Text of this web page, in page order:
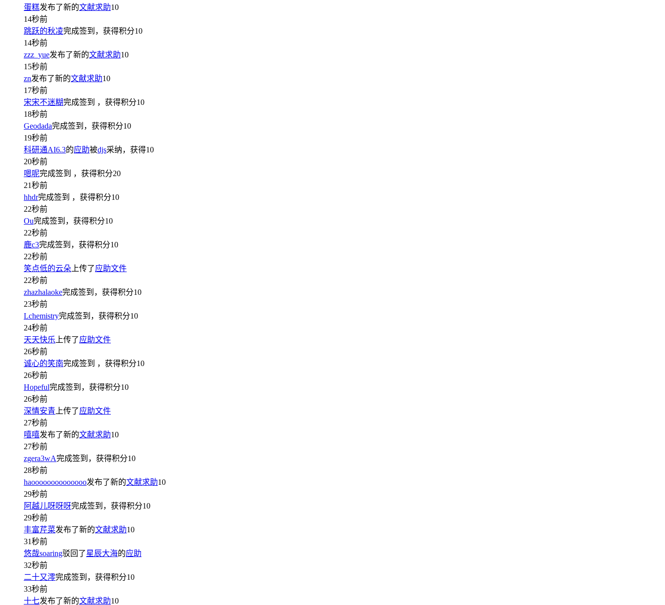
蛋糕发布了新的文献求助10
14秒前
跳跃的秋凌完成签到，获得积分10
14秒前
zzz_yue发布了新的文献求助10
15秒前
zn发布了新的文献求助10
17秒前
宋宋不迷糊完成签到 ，获得积分10
18秒前
Geodada完成签到，获得积分10
19秒前
科研通AI6.3的应助被djs采纳，获得10
20秒前
嗯呢完成签到 ，获得积分20
21秒前
hhdr完成签到 ，获得积分10
22秒前
Ou完成签到，获得积分10
22秒前
鹿c3完成签到，获得积分10
22秒前
笑点低的云朵 上传了应助文件
22秒前
zhazhalaoke完成签到，获得积分10
23秒前
Lchemistry完成签到，获得积分10
24秒前
天天快乐 上传了应助文件
26秒前
诚心的笑南完成签到 ，获得积分10
26秒前
Hopeful完成签到，获得积分10
26秒前
深情安青 上传了应助文件
27秒前
嘻嘻发布了新的文献求助10
27秒前
zgera3wA完成签到，获得积分10
28秒前
haoooooooooooooo发布了新的文献求助10
29秒前
阿越儿呀呀呀完成签到，获得积分10
29秒前
丰富芹菜发布了新的文献求助10
31秒前
悠哉soaring驳回了星辰大海的应助
32秒前
二十又澪完成签到，获得积分10
33秒前
十七发布了新的文献求助10